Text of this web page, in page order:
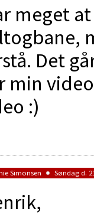
meget
Det
min
:)
Simonsen Søndag d.